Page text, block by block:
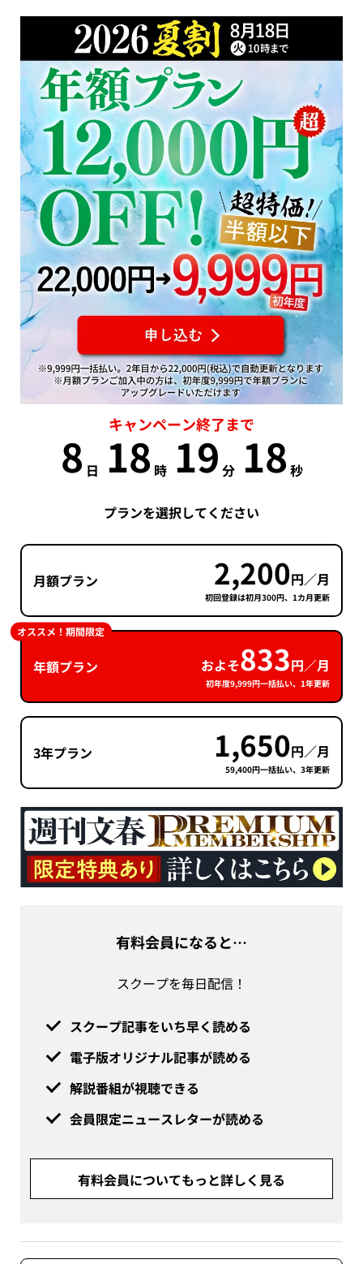
キャンペーン終了まで
8 日 18 時 19 分 17 秒
プランを選択してください
月額プラン 2,200円／月
初回登録は初月300円、1カ月更新
年額プラン およそ833円／月
初年度9,999円一括払い、1年更新
オススメ！期間限定
3年プラン 1,650円／月
59,400円一括払い、3年更新
有料会員になると…
スクープを毎日配信！
スクープ記事をいち早く読める
電子版オリジナル記事が読める
解説番組が視聴できる
会員限定ニュースレターが読める
有料会員についてもっと詳しく見る